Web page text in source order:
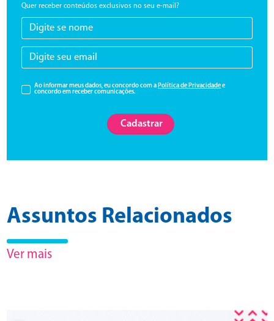
Quer receber conteúdos exclusivos no seu e-mail?
Ao informar meus dados, eu concordo com a Política de Privacidadee
concordo em receber comunicações.
Cadastrar
Assuntos Relacionados
Ver mais